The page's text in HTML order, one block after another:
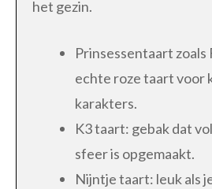
het gezin.
Prinsessentaart zoals
echte roze taart voor
karakters.
K3 taart: gebak dat
sfeer is opgemaakt.
Nijntje taart: leuk als